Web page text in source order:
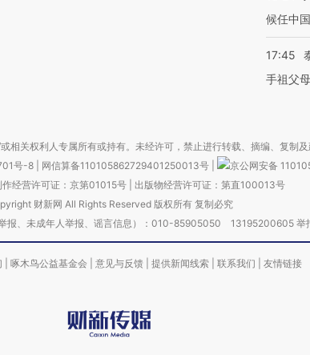
候任中
17:45
手祖父
相关权利人专属所有或持有。未经许可，禁止进行转载、摘编、复制及
号-8 网信算备110105862729401250013号
京公网安备
经营许可证：京第01015号| 出版物经营许可证：第直100013号
财新网 All Rights Reserved 版权所有 复制必究
报、未成年人举报、谣言信息）：010-85905050 13195200605 举
啄木鸟公益基金会 意见与反馈 提供新闻线索 联系我们 友情链接